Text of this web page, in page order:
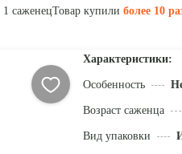
1 саженецТовар купили более 10
Характеристики:
Особенность
Возраст саженца
Вид упаковки